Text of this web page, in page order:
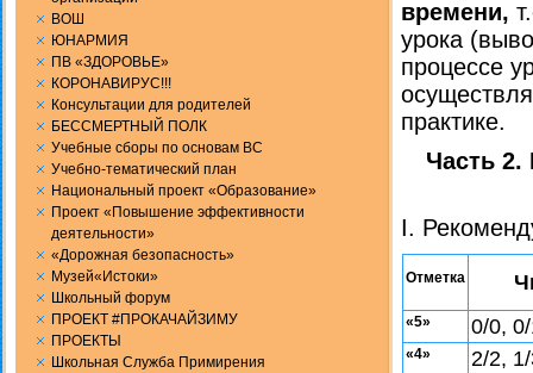
ВОШ
ЮНАРМИЯ
ПВ «ЗДОРОВЬЕ»
КОРОНАВИРУС!!!
Консультации для родителей
БЕССМЕРТНЫЙ ПОЛК
Учебные сборы по основам ВС
Учебно-тематический план
Национальный проект «Образование»
Проект «Повышение эффективности
деятельности»
«Дорожная безопасность»
Музей«Истоки»
Школьный форум
ПРОЕКТ #ПРОКАЧАЙЗИМУ
ПРОЕКТЫ
Школьная Служба Примирения
времени,
урока
процессе
практике.
Часть
I.
Отметка
«5» 0/0,
«4» 2/2,